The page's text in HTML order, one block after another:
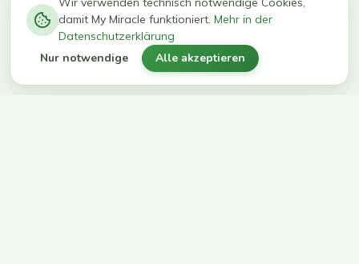
kg in 12
Wochen
erreichen
ihr Ziel
damit My Miracle funktioniert. Mehr in der
Datenschutzerklärung
Nur notwendige Alle akzeptieren